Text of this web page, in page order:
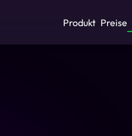
Produkt Preise